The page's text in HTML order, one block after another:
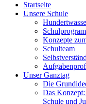
Startseite
Unsere Schule
Konzepte
Schulteam
Unser Ganztag
Die
Das
Schule und